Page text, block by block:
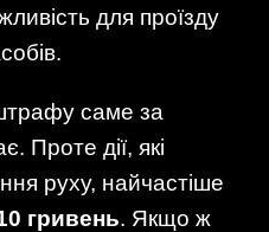
для проїзду
саме за
Проте дії, які
руху, найчастіше
гривень. Якщо ж